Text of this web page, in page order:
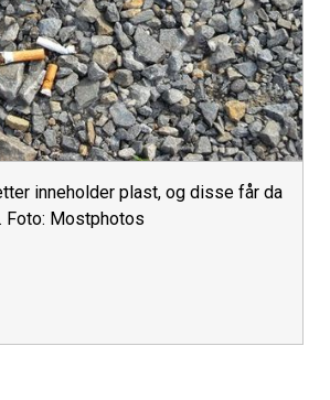
inneholder plast, og disse får da
Foto: Mostphotos